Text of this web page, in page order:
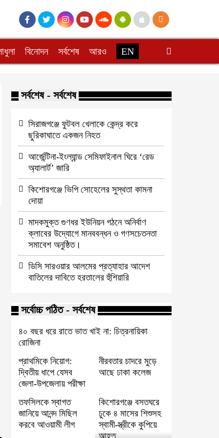
বিনোদন সর্বশেষ আরও EN
সর্বশেষ - সর্বশেষ
সিরাজগঞ্জে ফুটবল খেলাকে কেন্দ্র করে
ছুরিকাঘাতে একজন নিহত
আর্জেন্টিনা-ইংল্যান্ড সেমিফাইনাল ঘিরে ‘রেড
অ্যালার্ট’ জারি
কিশোরগঞ্জে ভিপি সোহেলের সুস্থতা কামনা
দোয়া
মাদকমুক্ত গুণধর ইউনিয়ন গঠনে অনির্বাণ
ক্লাবের উদ্যোগে মানববন্ধন ও গণসচেতনতা
সমাবেশ অনুষ্ঠিত।
ডিসি সারওয়ার আলমের প্রত্যাহার আদেশ
বাতিলের দাবিতে হরতালের হুঁশিয়ারি
সর্বোচ্চ পঠিত - সর্বশেষ
৪০ বছর ধরে রাতে ভাত খাই না: চিত্রনায়িকা
রোজিনা
প্রাথমিকে নিয়োগ:
দ্বিতীয় ধাপে যেসব
জেলা-উপজেলায় পরীক্ষা
নীরবতার চাদরে মুড়ে
আছে ঢাকা কলেজ
তফসিলকে স্বাগত
জানিয়ে আনন্দ মিছিল
করবে আওয়ামী লীগ
কিশোরগঞ্জে বসতঘরে
ঢুকে ৪ মাসের শিশুসহ
স্বামী-স্ত্রীকে কুপিয়ে
আহত